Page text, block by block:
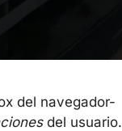
del navegador-
del usuario.